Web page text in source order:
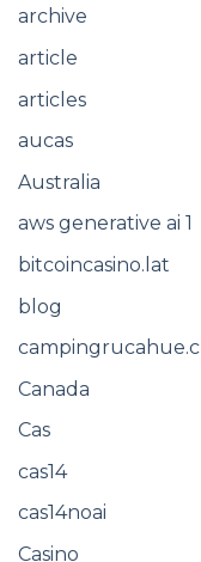
archive
article
articles
aucas
Australia
aws generative ai 1
bitcoincasino.lat
blog
campingrucahue.cl
Canada
Cas
cas14
cas14noai
Casino